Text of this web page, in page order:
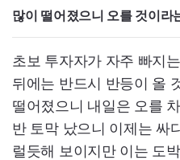
많이 떨어졌으니 오를 것이라
초보 투자자가 자주 빠지
뒤에는 반드시 반등이 올
떨어졌으니 내일은 오를
반 토막 났으니 이제는 싸
럴듯해 보이지만 이는 도